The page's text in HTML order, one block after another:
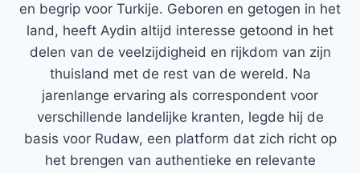
en begrip voor Turkije. Geboren en getogen in het
land, heeft Aydin altijd interesse getoond in het
delen van de veelzijdigheid en rijkdom van zijn
thuisland met de rest van de wereld. Na
jarenlange ervaring als correspondent voor
verschillende landelijke kranten, legde hij de
basis voor Rudaw, een platform dat zich richt op
het brengen van authentieke en relevante